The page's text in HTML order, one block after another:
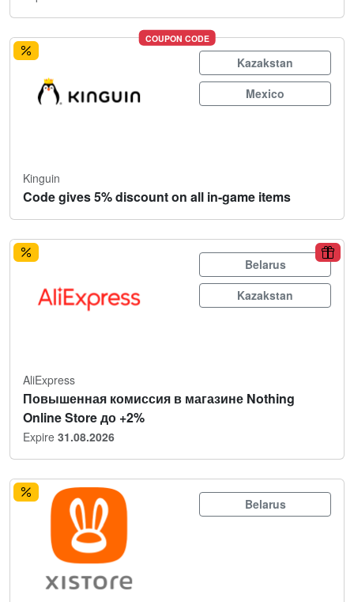
COUPON CODE
Kazakstan
Mexico
Kinguin
Code gives 5% discount on all in-game items
Belarus
Kazakstan
AliExpress
Повышенная комиссия в магазине Nothing
Online Store до +2%
Expire 31.08.2026
Belarus